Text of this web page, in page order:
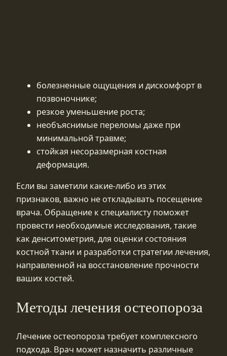
болезненные ощущения и дискомфорт в
позвоночнике;
резкое уменьшение роста;
необъяснимые переломы даже при
минимальной травме;
стойкая несоразмерная костная
деформация.
Если вы заметили какие-либо из этих
признаков, важно не откладывать посещение
врача. Обращение к специалисту поможет
провести необходимые исследования, такие
как денситометрия, для оценки состояния
костной ткани и разработки стратегии лечения,
направленной на восстановление прочности
ваших костей.
Методы лечения остеопороза
Лечение остеопороза требует комплексного
подхода. Врач может назначить различные